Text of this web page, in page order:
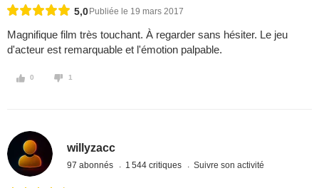
5,0 Publiée le 19 mars 2017
Magnifique film très touchant. À regarder sans hésiter. Le jeu
d'acteur est remarquable et l'émotion palpable.
0 1
willyzacc
97 abonnés 1 544 critiques Suivre son activité